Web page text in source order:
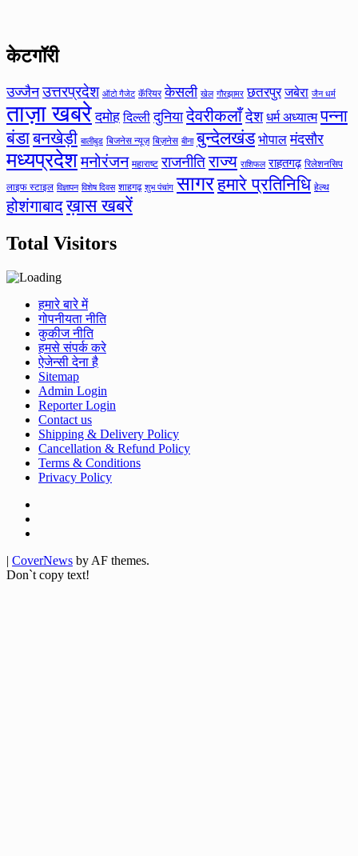
केटगॉरी
उज्जैन उत्तरप्रदेश ऑटो गैजेट कॅरियर केसली खेल गौरझामर छतरपुर जबेरा जैन धर्म
ताज़ा खबरे दमोह दिल्ली दुनिया देवरीकलाँदेश धर्म अध्यात्म पन्ना
बंडाबनखेड़ी बालीबुड बिजनेस न्यूज़ बिज़नेस बीना बुन्देलखंड भोपाल मंदसौर
मध्यप्रदेशमनोरंजन महाराष्ट राजनीतिराज्य राशिफल राहतगढ़ रिलेशनसिप
लाइफ स्टाइल विज्ञापन विशेष दिवस शाहगढ़ शुभ पंचांग सागरहमारे प्रतिनिधि हेल्थ
होशंगाबादख़ास खबरें
Total Visitors
हमारे बारे में
गोपनीयता नीति
कुकीज नीति
हमसे संपर्क करे
ऐजेन्सी देना है
Sitemap
Admin Login
Reporter Login
Contact us
Shipping & Delivery Policy
Cancellation & Refund Policy
Terms & Conditions
Privacy Policy
| CoverNews by AF themes.
Don`t copy text!